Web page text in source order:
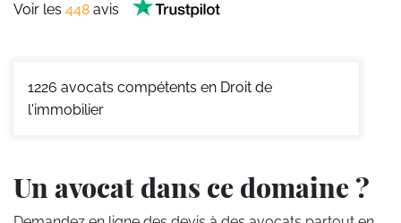
Voir les 448 avis
1226 avocats compétents en Droit de
l'immobilier
Un avocat dans ce domaine ?